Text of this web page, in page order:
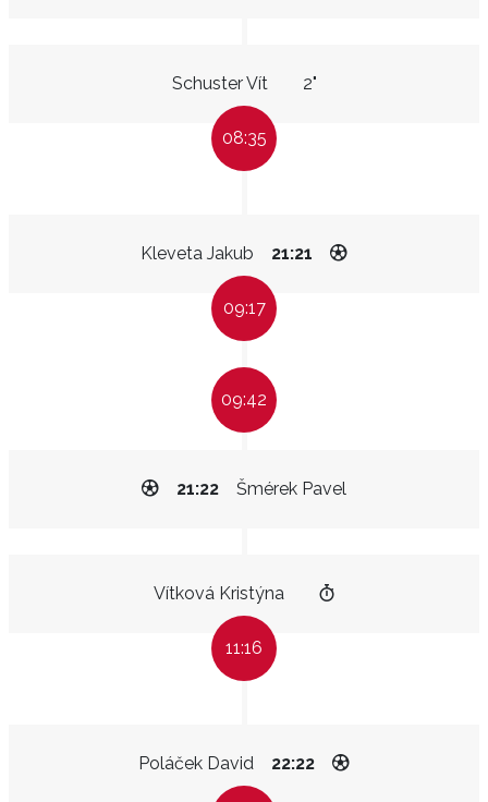
Schuster Vít 2"
08:35
Kleveta Jakub 21:21
09:17
09:42
Šmérek Pavel
21:22
Vítková Kristýna
11:16
Poláček David 22:22